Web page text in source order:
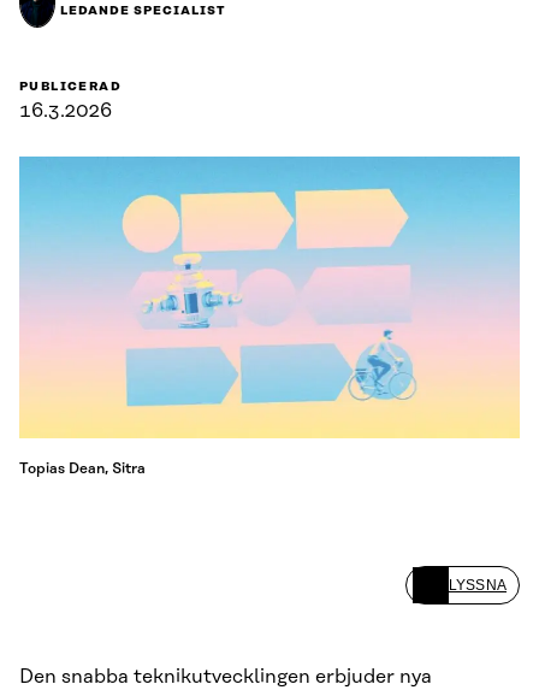
LEDANDE SPECIALIST
PUBLICERAD
16.3.2026
Topias Dean, Sitra
LYSSNA
Den snabba teknikutvecklingen erbjuder nya